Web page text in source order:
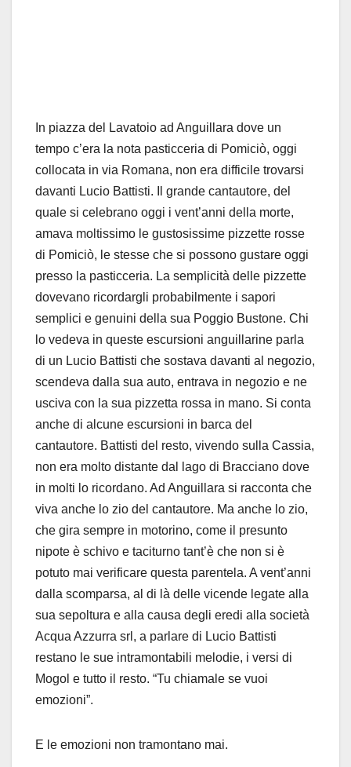
In piazza del Lavatoio ad Anguillara dove un
tempo c’era la nota pasticceria di Pomiciò, oggi
collocata in via Romana, non era difficile trovarsi
davanti Lucio Battisti. Il grande cantautore, del
quale si celebrano oggi i vent’anni della morte,
amava moltissimo le gustosissime pizzette rosse
di Pomiciò, le stesse che si possono gustare oggi
presso la pasticceria. La semplicità delle pizzette
dovevano ricordargli probabilmente i sapori
semplici e genuini della sua Poggio Bustone. Chi
lo vedeva in queste escursioni anguillarine parla
di un Lucio Battisti che sostava davanti al negozio,
scendeva dalla sua auto, entrava in negozio e ne
usciva con la sua pizzetta rossa in mano. Si conta
anche di alcune escursioni in barca del
cantautore. Battisti del resto, vivendo sulla Cassia,
non era molto distante dal lago di Bracciano dove
in molti lo ricordano. Ad Anguillara si racconta che
viva anche lo zio del cantautore. Ma anche lo zio,
che gira sempre in motorino, come il presunto
nipote è schivo e taciturno tant’è che non si è
potuto mai verificare questa parentela. A vent’anni
dalla scomparsa, al di là delle vicende legate alla
sua sepoltura e alla causa degli eredi alla società
Acqua Azzurra srl, a parlare di Lucio Battisti
restano le sue intramontabili melodie, i versi di
Mogol e tutto il resto. “Tu chiamale se vuoi
emozioni”.
E le emozioni non tramontano mai.